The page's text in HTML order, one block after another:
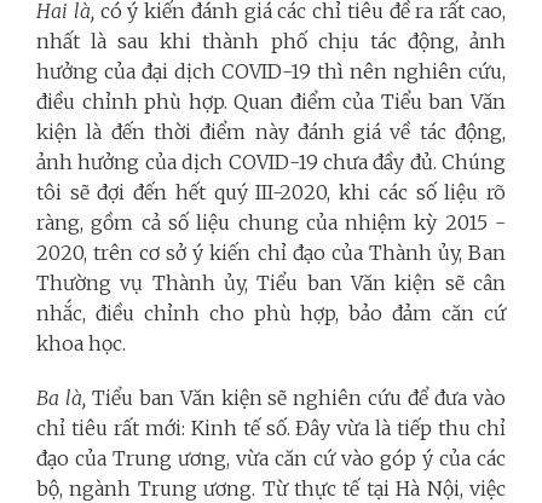
Hai là,có ý kiến đánh giá các chỉ tiêu đề ra rất cao,
nhất là sau khi thành phố chịu tác động, ảnh
hưởng của đại dịch COVID-19 thì nên nghiên cứu,
điều chỉnh phù hợp. Quan điểm của Tiểu ban Văn
kiện là đến thời điểm này đánh giá về tác động,
ảnh hưởng của dịch COVID-19 chưa đầy đủ. Chúng
tôi sẽ đợi đến hết quý III-2020, khi các số liệu rõ
ràng, gồm cả số liệu chung của nhiệm kỳ 2015 -
2020, trên cơ sở ý kiến chỉ đạo của Thành ủy, Ban
Thường vụ Thành ủy, Tiểu ban Văn kiện sẽ cân
nhắc, điều chỉnh cho phù hợp, bảo đảm căn cứ
khoa học.
Ba là,Tiểu ban Văn kiện sẽ nghiên cứu để đưa vào
chỉ tiêu rất mới: Kinh tế số. Đây vừa là tiếp thu chỉ
đạo của Trung ương, vừa căn cứ vào góp ý của các
bộ, ngành Trung ương. Từ thực tế tại Hà Nội, việc